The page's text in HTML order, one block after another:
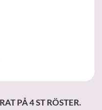
PÅ4ST RÖSTER.